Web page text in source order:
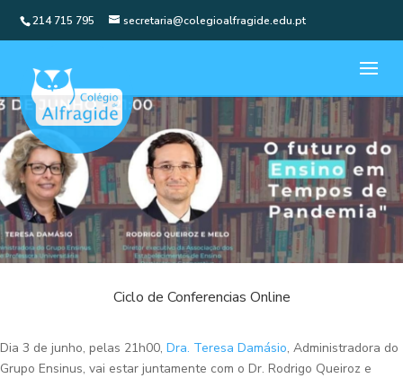
214 715 795 secretaria@colegioalfragide.edu.pt
Ciclo de Conferencias Online
Dia 3 de junho, pelas 21h00, Dra. Teresa Damásio, Administradora do
Grupo Ensinus, vai estar juntamente com o Dr. Rodrigo Queiroz e